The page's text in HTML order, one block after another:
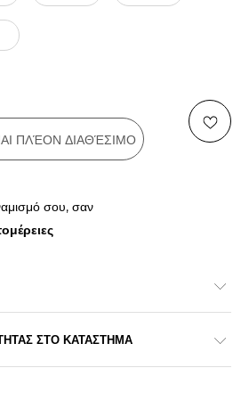
ΠΛΈΟΝ ΔΙΑΘΈΣΙΜΟ
σου, σαν
ΣΤΟ ΚΑΤΑΣΤΗΜΑ